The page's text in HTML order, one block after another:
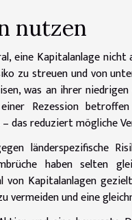
nutzen
eine Kapitalanlage nicht
zu streuen und von
was an ihrer
Rezession
das reduziert mögliche
länderspezifische
haben selten
von Kapitalanlagen
vermeiden und eine